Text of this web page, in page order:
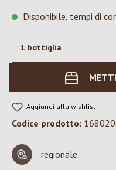
Disponibile, tempi di
Aggiungi alla wishlist
Codice prodotto:
regionale